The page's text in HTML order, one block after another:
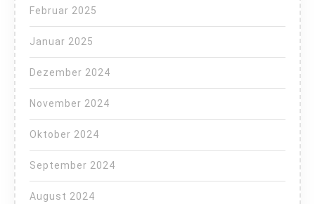
Februar 2025
Januar 2025
Dezember 2024
November 2024
Oktober 2024
September 2024
August 2024